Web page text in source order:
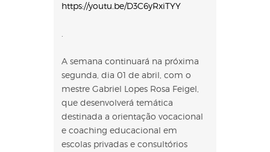
https://youtu.be/D3C6yRxiTYY
A semana continuará na próxima
segunda, dia 01 de abril, com o
mestre Gabriel Lopes Rosa Feigel,
que desenvolverá temática
destinada a orientação vocacional
e coaching educacional em
escolas privadas e consultórios